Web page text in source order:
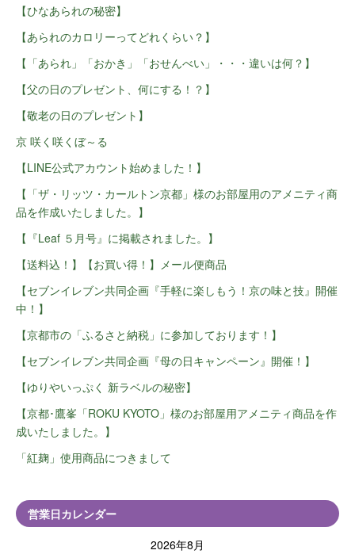
【ひなあられの秘密】
【あられのカロリーってどれくらい？】
【「あられ」「おかき」「おせんべい」・・・違いは何？】
【父の日のプレゼント、何にする！？】
【敬老の日のプレゼント】
京 咲く咲くぼ～る
【LINE公式アカウント始めました！】
【「ザ・リッツ・カールトン京都」様のお部屋用のアメニティ商
品を作成いたしました。】
【『Leaf ５月号』に掲載されました。】
【送料込！】【お買い得！】メール便商品
【セブンイレブン共同企画『手軽に楽しもう！京の味と技』開催
中！】
【京都市の「ふるさと納税」に参加しております！】
【セブンイレブン共同企画『母の日キャンペーン』開催！】
【ゆりやいっぷく 新ラベルの秘密】
【京都･鷹峯「ROKU KYOTO」様のお部屋用アメニティ商品を作
成いたしました。】
「紅麹」使用商品につきまして
営業日カレンダー
2026年8月